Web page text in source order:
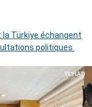
la Türkiye échangent
politiques